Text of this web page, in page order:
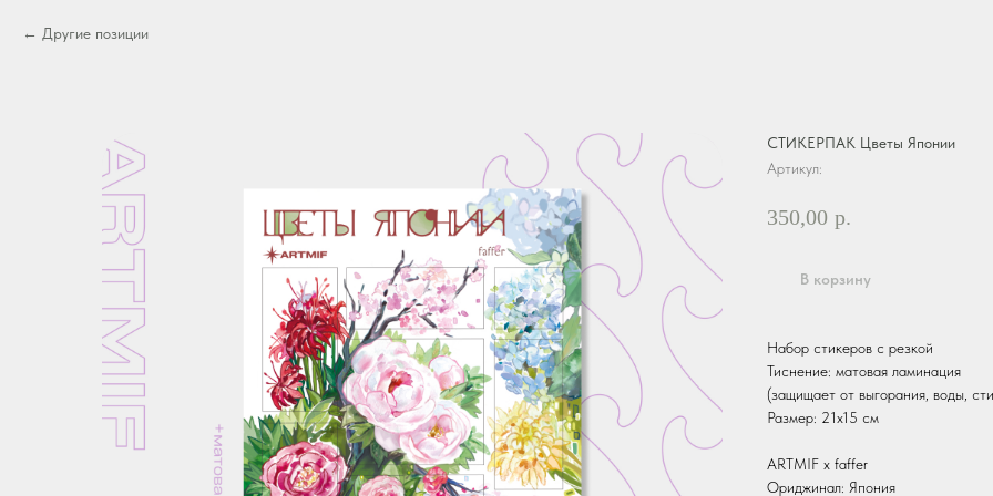
Другие позиции
СТИКЕРПАК Цветы Японии
Артикул:
350,00 р.
В корзину
Набор стикеров с резкой
Тиснение: матовая ламинация
(защищает от выгорания, воды,
Размер: 21х15 см
ARTMIF х faffer
Ориджинал: Япония